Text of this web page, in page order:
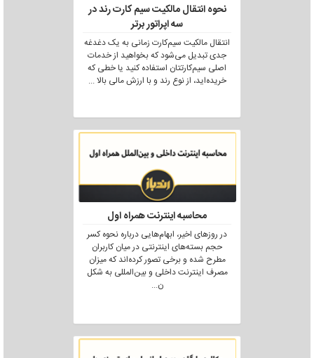
نحوه انتقال مالکیت سیم کارت رند در
سه اپراتور برتر
انتقال مالکیت سیم‌کارت زمانی به یک دغدغه
جدی تبدیل می‌شود که بخواهید از خدمات
اصلی سیم‌کارتتان استفاده کنید یا خطی که
خریده‌اید، از نوع رند و با ارزش مالی بالا...
محاسبه اینترنت همراه اول
در روزهای اخیر، ابهام‌هایی درباره نحوه کسر
حجم بسته‌های اینترنتی در میان کاربران
مطرح شده و برخی تصور کرده‌اند که میزان
مصرف اینترنت داخلی و بین‌المللی به شکل
ن...